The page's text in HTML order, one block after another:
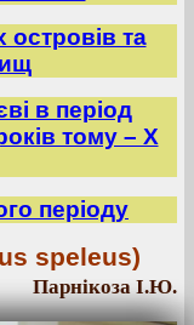
островів та
в період
тому – X
періоду
speleus)
Парнікоза І.Ю.